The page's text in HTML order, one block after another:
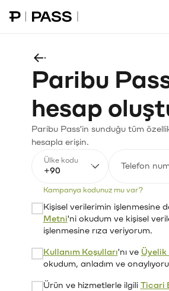
Paribu Pass Ana Sayfa
Paribu
hesap
Paribu Pass'in sunduğu tüm
hesapla erişin.
Ülke kodu
+90
Kampanya kodunuz mu var?
Kişisel verilerimin işlenmesine
Metni'ni okudum ve kişisel
işlenmesine rıza veriyorum.
Kullanım Koşulları'nı ve Üyelik
okudum, anladım ve
Ürün ve hizmetlerle ilgili Ticari